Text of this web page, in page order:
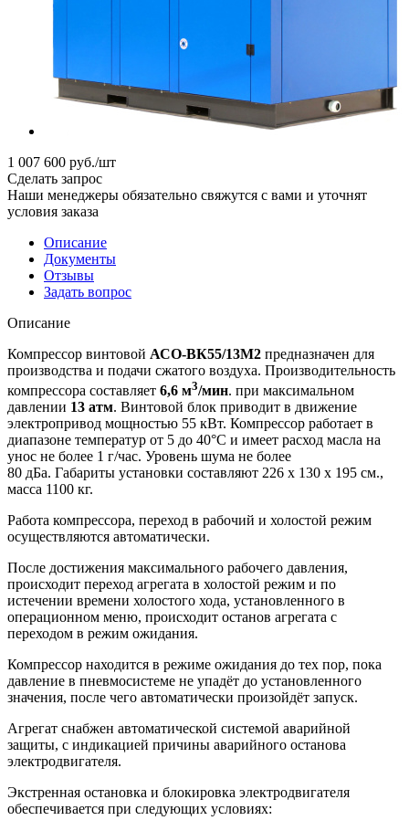
1 007 600 руб./шт
Сделать запрос
Наши менеджеры обязательно свяжутся с вами и уточнят
условия заказа
Описание
Документы
Отзывы
Задать вопрос
Описание
Компрессор винтовой АСО-ВК55/13М2 предназначен для
производства и подачи сжатого воздуха. Производительность
компрессора составляет 6,6 м3/мин. при максимальном
давлении 13 атм. Винтовой блок приводит в движение
электропривод мощностью 55 кВт. Компрессор работает в
диапазоне температур от 5 до 40°С и имеет расход масла на
унос не более 1 г/час. Уровень шума не более
80 дБа. Габариты установки составляют 226 х 130 х 195 см.,
масса 1100 кг.
Работа компрессора, переход в рабочий и холостой режим
осуществляются автоматически.
После достижения максимального рабочего давления,
происходит переход агрегата в холостой режим и по
истечении времени холостого хода, установленного в
операционном меню, происходит останов агрегата с
переходом в режим ожидания.
Компрессор находится в режиме ожидания до тех пор, пока
давление в пневмосистеме не упадёт до установленного
значения, после чего автоматически произойдёт запуск.
Агрегат снабжен автоматической системой аварийной
защиты, с индикацией причины аварийного останова
электродвигателя.
Экстренная остановка и блокировка электродвигателя
обеспечивается при следующих условиях: